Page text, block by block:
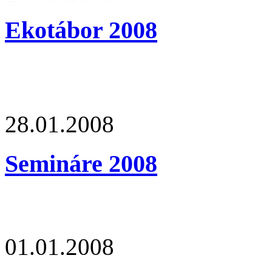
Ekotábor 2008
28.01.2008
Semináre 2008
01.01.2008